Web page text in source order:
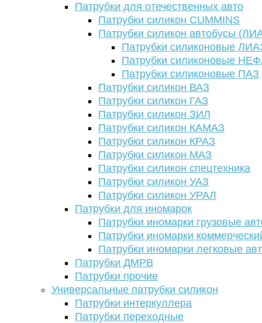
Патрубки для отечественных авто
Патрубки силикон CUMMINS
Патрубки силикон автобусы
Патрубки силиконовые
Патрубки силиконовые
Патрубки силиконовые ПАЗ
Патрубки силикон ВАЗ
Патрубки силикон ГАЗ
Патрубки силикон ЗИЛ
Патрубки силикон КАМАЗ
Патрубки силикон КРАЗ
Патрубки силикон МАЗ
Патрубки силикон спецтехника
Патрубки силикон УАЗ
Патрубки силикон УРАЛ
Патрубки для иномарок
Патрубки иномарки грузовые
Патрубки иномарки
Патрубки иномарки легковые
Патрубки ДМРВ
Патрубки прочие
Универсальные патрубки силикон
Патрубки интеркуллера
Патрубки переходные